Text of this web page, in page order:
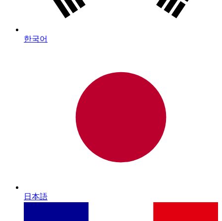
한국어
日本語